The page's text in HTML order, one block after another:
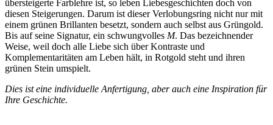
übersteigerte Farblehre ist, so leben Liebesgeschichten doch von
diesen Steigerungen. Darum ist dieser Verlobungsring nicht nur mit
einem grünen Brillanten besetzt, sondern auch selbst aus Grüngold.
Bis auf seine Signatur, ein schwungvolles M. Das bezeichnender
Weise, weil doch alle Liebe sich über Kontraste und
Komplementaritäten am Leben hält, in Rotgold steht und ihren
grünen Stein umspielt.
Dies ist eine individuelle Anfertigung, aber auch eine Inspiration für
Ihre Geschichte.